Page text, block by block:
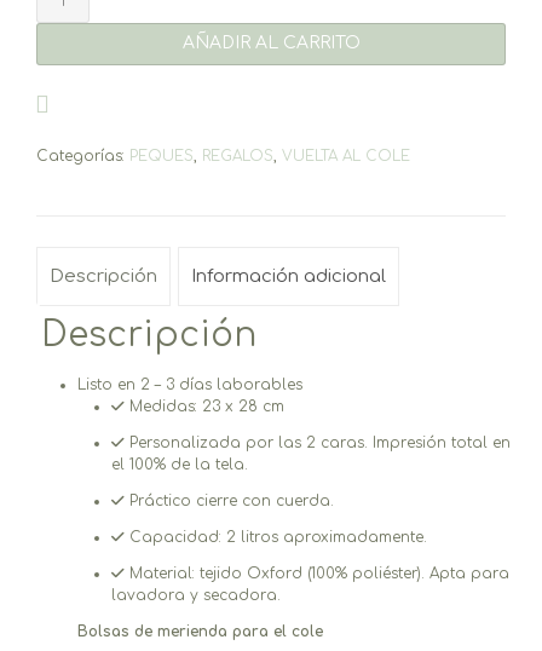
merienda
AÑADIR AL CARRITO
Categorías: PEQUES, REGALOS, VUELTA AL COLE
Descripción Información adicional
Descripción
Listo en 2 – 3 días laborables
Medidas: 23 x 28 cm
Personalizada por las 2 caras. Impresión total en
el 100% de la tela.
Práctico cierre con cuerda.
Capacidad: 2 litros aproximadamente.
Material: tejido Oxford (100% poliéster). Apta para
lavadora y secadora.
Bolsas de merienda para el cole